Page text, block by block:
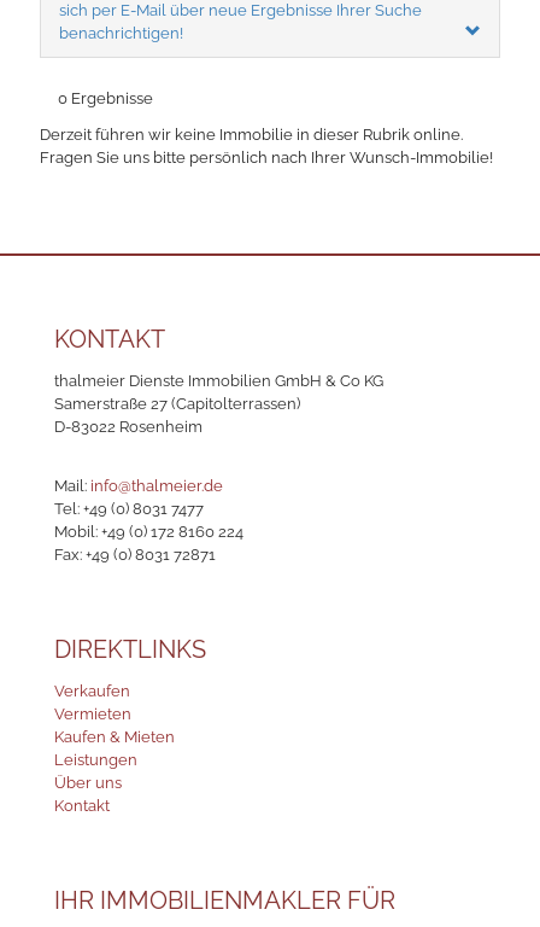
sich per E-Mail über neue Ergebnisse Ihrer Suche
benachrichtigen!
0 Ergebnisse
Derzeit führen wir keine Immobilie in dieser Rubrik online.
Fragen Sie uns bitte persönlich nach Ihrer Wunsch-Immobilie!
KONTAKT
thalmeier Dienste Immobilien GmbH & Co KG
Samerstraße 27 (Capitolterrassen)
D-83022 Rosenheim
Mail: info@thalmeier.de
Tel: +49 (0) 8031 7477
Mobil: +49 (0) 172 8160 224
Fax: +49 (0) 8031 72871
DIREKTLINKS
Verkaufen
Vermieten
Kaufen & Mieten
Leistungen
Über uns
Kontakt
IHR IMMOBILIENMAKLER FÜR